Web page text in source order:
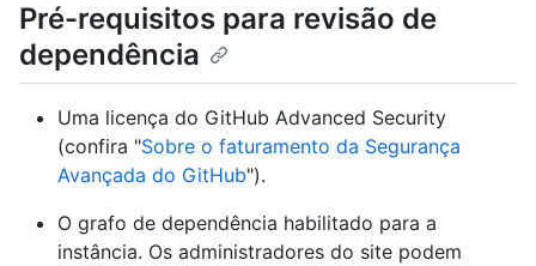
Pré-requisitos para revisão de
dependência
Uma licença do GitHub Advanced Security
(confira "Sobre o faturamento da Segurança
Avançada do GitHub").
O grafo de dependência habilitado para a
instância. Os administradores do site podem